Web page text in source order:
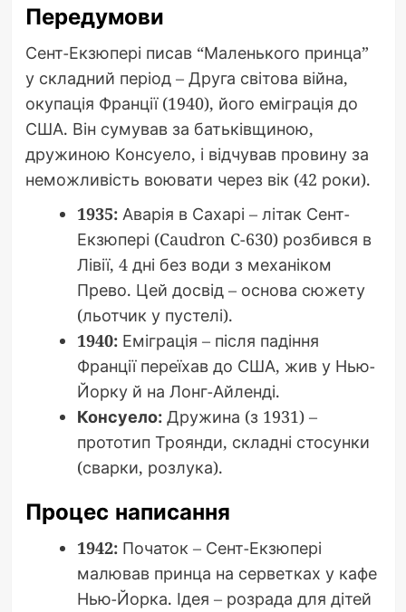
Передумови
Сент-Екзюпері писав “Маленького принца”
у складний період – Друга світова війна,
окупація Франції (1940), його еміграція до
США. Він сумував за батьківщиною,
дружиною Консуело, і відчував провину за
неможливість воювати через вік (42 роки).
1935:Аварія в Сахарі – літак Сент-
Екзюпері (Caudron C-630) розбився в
Лівії, 4 дні без води з механіком
Прево. Цей досвід – основа сюжету
(льотчик у пустелі).
1940:Еміграція – після падіння
Франції переїхав до США, жив у Нью-
Йорку й на Лонг-Айленді.
Консуело:Дружина (з 1931) –
прототип Троянди, складні стосунки
(сварки, розлука).
Процес написання
1942:Початок – Сент-Екзюпері
малював принца на серветках у кафе
Нью-Йорка. Ідея – розрада для дітей